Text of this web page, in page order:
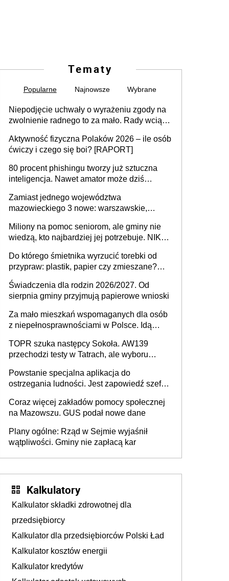
Tematy
Popularne Najnowsze Wybrane
Niepodjęcie uchwały o wyrażeniu zgody na
zwolnienie radnego to za mało. Rady wciąż
rozstrzygać sprawy
Aktywność fizyczna Polaków 2026 – ile osób
ćwiczy i czego się boi? [RAPORT]
80 procent phishingu tworzy już sztuczna
inteligencja. Nawet amator może dziś
Zamiast jednego województwa
mazowieckiego 3 nowe: warszawskie,
Europie nie ma tak dużych jednostek
stołecznych
Miliony na pomoc seniorom, ale gminy nie
wiedzą, kto najbardziej jej potrzebuje. NIK
Do którego śmietnika wyrzucić torebki od
przypraw: plastik, papier czy zmieszane?
Świadczenia dla rodzin 2026/2027. Od
sierpnia gminy przyjmują papierowe wnioski
Za mało mieszkań wspomaganych dla osób
z niepełnosprawnościami w Polsce. Idą
TOPR szuka następcy Sokoła. AW139
przechodzi testy w Tatrach, ale wyboru
Powstanie specjalna aplikacja do
ostrzegania ludności. Jest zapowiedź szefa
Coraz więcej zakładów pomocy społecznej
na Mazowszu. GUS podał nowe dane
Plany ogólne: Rząd w Sejmie wyjaśnił
wątpliwości. Gminy nie zapłacą kar
Kalkulatory
Kalkulator składki zdrowotnej dla
przedsiębiorcy
Kalkulator dla przedsiębiorców Polski Ład
Kalkulator kosztów energii
Kalkulator kredytów